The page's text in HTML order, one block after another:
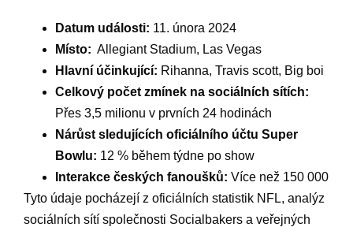
Datum události: 11.‍ února 2024
Místo: ⁤ Allegiant ⁢Stadium, Las Vegas
Hlavní ‍účinkující: Rihanna, Travis‍ scott, Big boi
Celkový počet zmínek​ na sociálních sítích:
Přes 3,5 milionu v prvních 24 hodinách
Nárůst sledujících oficiálního účtu Super
Bowlu: 12 % ⁤během týdne po show
Interakce českých fanoušků: Více než 150 000
Tyto údaje ⁣pocházejí z oficiálních statistik NFL, analýz
sociálních sítí společnosti Socialbakers a⁢ veřejných